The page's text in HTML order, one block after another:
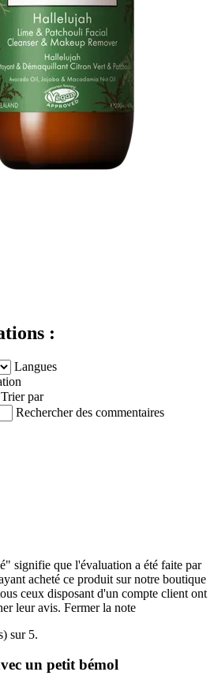
:
Langues
Trier par
Rechercher des commentaires
signifie que l'évaluation a été faite par
acheté ce produit sur notre boutique
ceux disposant d'un compte client ont
leur avis. Fermer la note
sur 5.
un petit bémol